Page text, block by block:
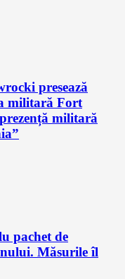
presează
militară Fort
militară
pachet de
Măsurile îl